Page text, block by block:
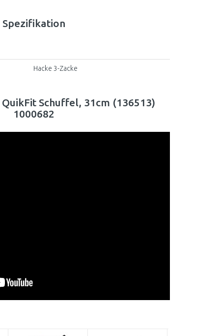
Spezifikation
Hacke 3-Zacke
Schuffel, 31cm (136513)
1000682